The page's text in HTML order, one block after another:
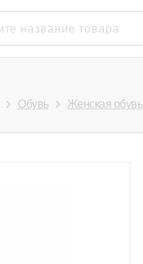
Обувь Женская обувь